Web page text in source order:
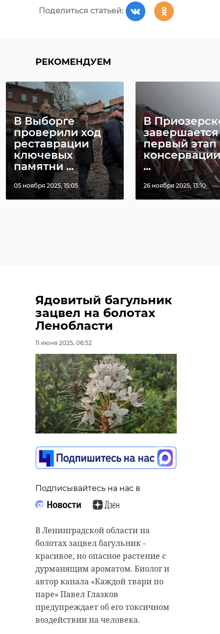
Поделиться статьей:
РЕКОМЕНДУЕМ
В Выборге
проверили ход
реставрации
ключевых
памятни ...
05 ноября 2025, 15:05
В
завершается
первый этап
...
26 ноября 2025, 13:10
Ядовитый багульник
зацвел на болотах
Ленобласти
11 июня 2025, 06:52
Подписывайтесь на нас в
В Ленинградской области на
болотах зацвел багульник -
красивое, но опасное растение с
дурманящим ароматом. Биолог и
автор канала «Каждой твари по
паре» Павел Глазков
предупреждает об его токсичном
воздействии на человека.